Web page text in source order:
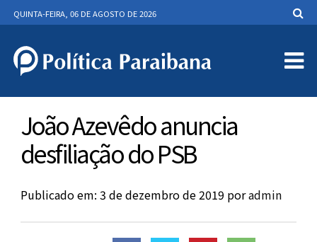
QUINTA-FEIRA, 06 DE AGOSTO DE 2026
João Azevêdo anuncia
desfiliação do PSB
Publicado em: 3 de dezembro de 2019 poradmin